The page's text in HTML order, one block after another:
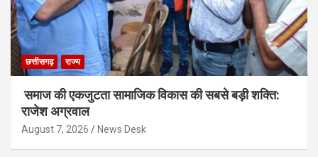
छत्तीसगढ़ राज्य
समाज की एकजुटता सामाजिक विकास की सबसे बड़ी शक्ति:
राजेश अग्रवाल
August 7, 2026 News Desk